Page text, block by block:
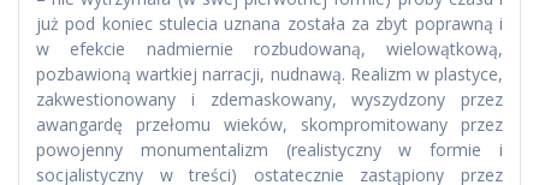
już pod koniec stulecia uznana została za zbyt poprawną i
w efekcie nadmiernie rozbudowaną, wielowątkową,
pozbawioną wartkiej narracji, nudnawą. Realizm w plastyce,
zakwestionowany i zdemaskowany, wyszydzony przez
awangardę przełomu wieków, skompromitowany przez
powojenny monumentalizm (realistyczny w formie i
socjalistyczny w treści) ostatecznie zastąpiony przez